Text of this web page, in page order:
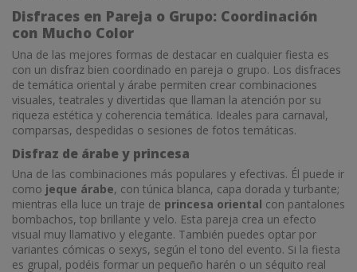
Disfraces en Pareja o Grupo: Coordinación
con Mucho Color
Una de las mejores formas de destacar en cualquier fiesta es
con un disfraz bien coordinado en pareja o grupo. Los disfraces
de temática oriental y árabe permiten crear combinaciones
visuales, teatrales y divertidas que llaman la atención por su
riqueza estética y coherencia temática. Ideales para carnaval,
comparsas, despedidas o sesiones de fotos temáticas.
Disfraz de árabe y princesa
Una de las combinaciones más populares y efectivas. Él puede ir
como jeque árabe, con túnica blanca, capa dorada y turbante;
mientras ella luce un traje de princesa oriental con pantalones
bombachos, top brillante y velo. Esta pareja crea un efecto
visual muy llamativo y elegante. También puedes optar por
variantes cómicas o sexys, según el tono del evento. Si la fiesta
es grupal, podéis formar un pequeño harén o un séquito real